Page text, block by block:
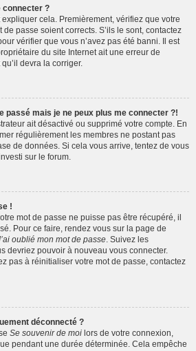
connecter ?
cela. Premièrement, vérifiez que votre
de passe soient corrects. S’ils le sont, contactez
vérifier que vous n’avez pas été banni. Il est
du site Internet ait une erreur de
devra la corriger.
passé mais je ne peux plus me connecter ?!
ait désactivé ou supprimé votre compte. En
régulièrement les membres ne postant pas
de données. Si cela vous arrive, tentez de vous
sur le forum.
!
mot de passe ne puisse pas être récupéré, il
Pour ce faire, rendez vous sur la page de
oublié mon mot de passe . Suivez les
devriez pouvoir à nouveau vous connecter.
pas à réinitialiser votre mot de passe, contactez
déconnecté ?
Se souvenir de moi lors de votre connexion,
pendant une durée déterminée. Cela empêche